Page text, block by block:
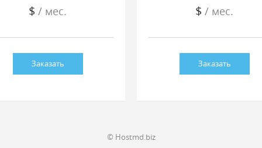
$ / мес.
Заказать
$ / мес.
Заказать
© Hostmd.biz